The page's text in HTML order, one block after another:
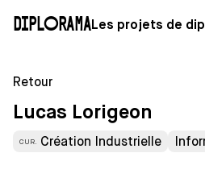
DiploramaLes projets de
Retour
Lucas Lorigeon
CUR. Création Industrielle